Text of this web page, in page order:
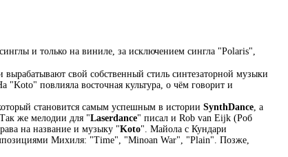
и только на виниле, за исключением сингла "Polaris",
вырабатывают свой собственный стиль синтезаторной музыки
повлияла восточная культура, о чём говорит и
становится самым успешным в истории SynthDance , а
же мелодии для "Laserdance" писал и Rob van Eijk (Роб
на название и музыку "Koto". Майола с Кундари
Михиля: "Time", "Minoan War", "Plain". Позже,